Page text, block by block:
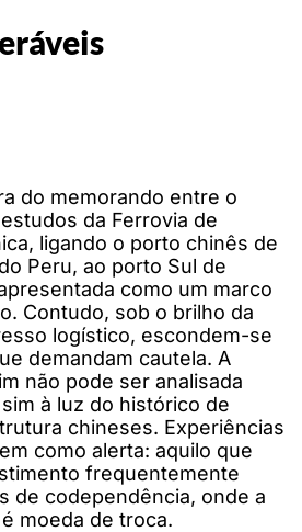
do memorando entre o
da Ferrovia de
ligando o porto chinês de
Peru, ao porto Sul de
como um marco
Contudo, sob o brilho da
logístico, escondem-se
demandam cautela. A
não pode ser analisada
à luz do histórico de
chineses. Experiências
como alerta: aquilo que
frequentemente
de codependência, onde a
moeda de troca.